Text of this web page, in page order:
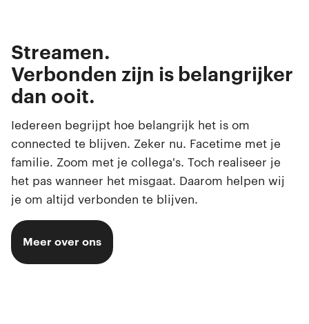
Gamen.
Browsen.
Swipen.
Selfies maken.
Verbonden zijn is belangrijker
dan ooit.
Iedereen begrijpt hoe belangrijk het is om
connected te blijven. Zeker nu. Facetime met je
familie. Zoom met je collega's. Toch realiseer je
het pas wanneer het misgaat. Daarom helpen wij
je om altijd verbonden te blijven.
Meer over ons